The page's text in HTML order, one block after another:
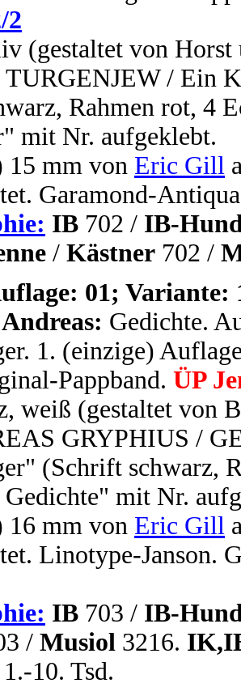
2
(gestaltet von Horst
/ Ein
Rahmen rot, 4
mit Nr. aufgeklebt.
15 mm von Eric Gill
Garamond-
IB 702 / IB-
/ Kästner 702 /
01; Variante:
Gedichte.
1. (einzige)
Pappband. ÜP
weiß (gestaltet von
GRYPHIUS /
(Schrift schwarz,
mit Nr.
16 mm von Eric Gill
Linotype-Janson.
IB 703 / IB-
/ Musiol 3216.
10. Tsd.